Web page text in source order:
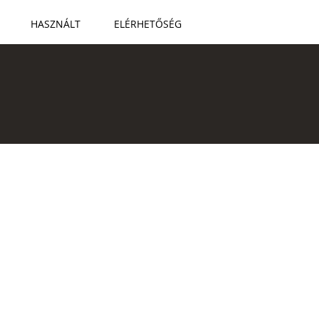
HASZNÁLT ELÉRHETŐSÉG